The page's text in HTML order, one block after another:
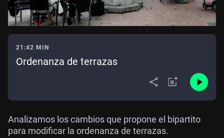
21:42 MIN
Ordenanza de terrazas
Analizamos los cambios que propone el bipartito
para modificar la ordenanza de terrazas.